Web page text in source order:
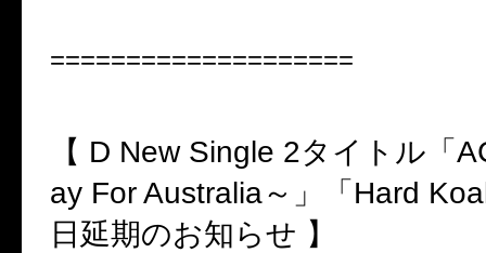
====================
【 D New Single 2タイトル「
ay For Australia～」「Hard
日延期のお知らせ 】